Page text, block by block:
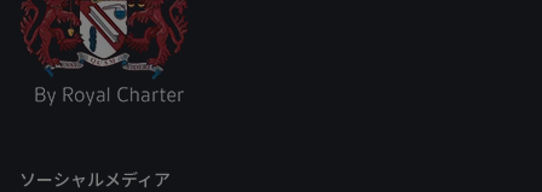
ソーシャルメディア